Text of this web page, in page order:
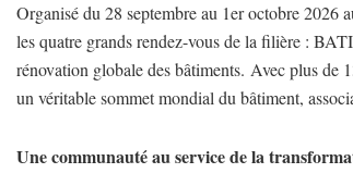
Organisé du 28 septembre au 1er octobre 2026
les quatre grands rendez-vous de la filière :
rénovation globale des bâtiments. Avec plus de
un véritable sommet mondial du bâtiment,
Une communauté au service de la